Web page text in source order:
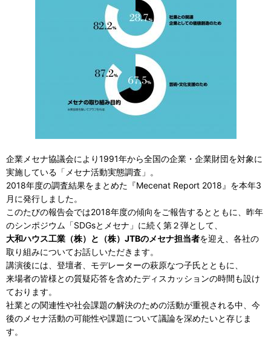
企業メセナ協議会により1991年から全国の企業・企業財団を対象に
実施している「メセナ活動実態調査」。
2018年度の調査結果をまとめた『Mecenat Report 2018』を本年3
月に発行しました。
このたびの報告会では2018年度の傾向をご報告するとともに、昨年
のシンポジウム「SDGsとメセナ」に続く第２弾として、
大和ハウス工業（株）と（株）JTBのメセナ担当者を迎え、各社の
取り組みについてお話しいただきます。
講演後には、登壇者、モデレーターの萩原なつ子氏とともに、
来場者の皆様との質疑応答を含めたディスカッションの時間も設け
ております。
社業との関連性や社会課題の解決のための活動が重視される中、今
後のメセナ活動の可能性や課題について議論を深めたいと存じま
す。